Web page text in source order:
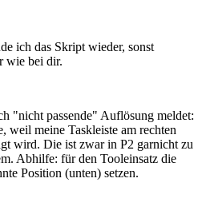
ich das Skript wieder, sonst
wie bei dir.
"nicht passende" Auflösung meldet:
weil meine Taskleiste am rechten
wird. Die ist zwar in P2 garnicht zu
Abhilfe: für den Tooleinsatz die
Position (unten) setzen.